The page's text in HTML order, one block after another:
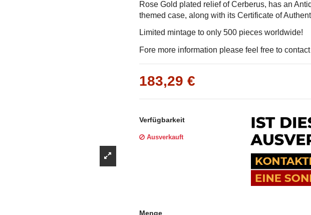
Rose Gold plated relief of Cerberus, has an
themed case, along with its Certificate of
Limited mintage to only 500 pieces worldwide!
Fore more information please feel free to contact
183,29 €
Verfügbarkeit
Ausverkauft
Menge